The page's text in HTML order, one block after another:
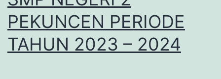
PEKUNCEN PERIODE
TAHUN 2023 – 2024